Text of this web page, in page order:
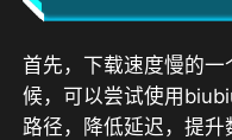
首先，下载速度慢的
候，可以尝试使用
路径，降低延迟，提